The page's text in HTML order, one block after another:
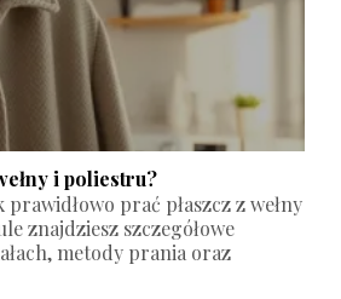
i poliestru?
prawidłowo prać płaszcz z wełny
znajdziesz szczegółowe
metody prania oraz